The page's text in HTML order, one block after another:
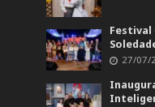
Festival
27/07/